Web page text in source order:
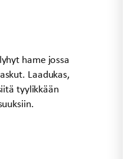
hame jossa
Laadukas,
tyylikkään